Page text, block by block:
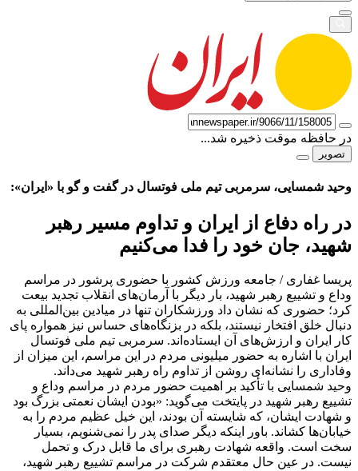
در حافظه موقت ذخیره شد...
تصویر
وحید شمسایی، سرمربی تیم ملی فوتسال در گفت و گو با «ایران»:
در راه دفاع از ایران و تداوم مسیر رهبر
شهید، جان خود را فدا می‌کنیم
پریسا غفاری / جامعه ورزش کشور با حضوری پرشور در مراسم
وداع و تشییع رهبر شهید، بار دیگر با آرمان‌های انقلاب تجدید بیعت
کرد؛ حضوری که نشان داد ورزشکاران تنها در میادین بین‌المللی به
دنبال خلق افتخار نیستند، بلکه در بزنگاه‌های حساس نیز همواره پای
کار ایران و ارزش‌های آن ایستاده‌اند. سرمربی تیم ملی فوتسال
ایران با اشاره به حضور میلیونی مردم در این مراسم، این میزان از
وفاداری را نشانه‌ای روشن از تداوم راه رهبر شهید می‌داند.
وحید شمسایی با تأکید بر اهمیت حضور مردم در مراسم وداع و
تشییع رهبر شهید در پایتخت می‌گوید: «بودن ایشان نعمتی بزرگ بود
و شهادت ایشان، که شایسته آن بودند، این خیل عظیم مردم را به
خیابان‌ها کشاند. باور اینکه دیگر صدای پدر را نمی‌شنویم، بسیار
سخت است. واقعه شهادت رهبری برای ما قابل درک و تحمل
نیست. در عین حال معتقدم شرکت در مراسم تشییع رهبر شهید،